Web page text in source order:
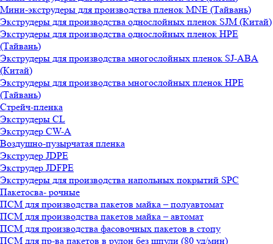
Мини-экструдеры для производства пленок MNE (Тайвань)
Экструдеры для производства однослойных пленок SJM (Китай)
Экструдеры для производства однослойных пленок HPE
(Тайвань)
Экструдеры для производства многослойных пленок SJ-ABA
(Китай)
Экструдеры для производства многослойных пленок HPE
(Тайвань)
Стрейч-пленка
Экструдеры CL
Экструдер CW-A
Воздушно-пузырчатая пленка
Экструдер JDPE
Экструдер JDFPE
Экструдеры для производства напольных покрытий SPC
Пакетосва- рочные
ПСМ для производства пакетов майка – полуавтомат
ПСМ для производства пакетов майка – автомат
ПСМ для производства фасовочных пакетов в стопу
ПСМ для пр-ва пакетов в рулон без шпули (80 уд/мин)